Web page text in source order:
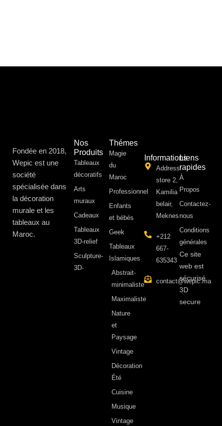
Fondée en 2018,
Wepic est une
société
spécialisée dans
la décoration
murale et les
tableaux au
Maroc.
Nos
Produits
Tableaux
décoratifs
Arts
muraux
Cadeaux
Tableaux
3D-relief
Sculpture-
3D-
Thémes
Magie
du
Maroc
Professionnel
Enfants
et bébés
Geek
Tableaux
Islamiques
Abstrait-
minimaliste
Maximaliste
Nature
et
Paysage
Vintage
Décoration
Été
Cuisine
Musique
Vintage
Informations
Address:
store 2,
Kamilia
belair,
Meknes
+212
667-
635343
contact@wepic.ma
Liens
rapides
À
Propos ​
Contactez-
nous
Conditions
générales
Ce site
web est
sécurisé
3D
secure